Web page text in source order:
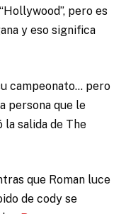
pero es
y eso significa
campeonato… pero
persona que le
la salida de The
que Roman luce
de cody se